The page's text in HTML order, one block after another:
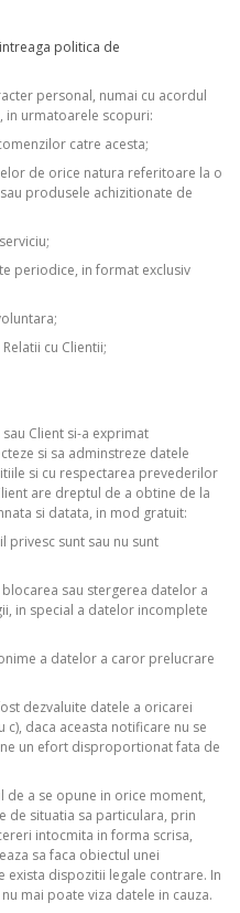
politica de
personal, numai cu acordul
in urmatoarele scopuri:
catre acesta;
de orice natura referitoare la o
produsele achizitionate de
periodice, in format exclusiv
cu Clientii;
Client si-a exprimat
si sa adminstreze datele
si cu respectarea prevederilor
are dreptul de a obtine de la
si datata, in mod gratuit:
privesc sunt sau nu sunt
sau stergerea datelor a
in special a datelor incomplete
a datelor a caror prelucrare
dezvaluite datele a oricarei
daca aceasta notificare nu se
un efort disproportionat fata de
de a se opune in orice moment,
de situatia sa particulara, prin
intocmita in forma scrisa,
sa faca obiectul unei
exista dispozitii legale contrare. In
mai poate viza datele in cauza.